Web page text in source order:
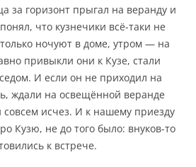
за горизонт прыгал на веранду и
что кузнечики всё-таки не
ночуют в доме, утром — на
привыкли они к Кузе, стали
И если он не приходил на
ждали на освещённой веранде
исчез. И к нашему приезду
Кузю, не до того было: внуков-то
к встрече.